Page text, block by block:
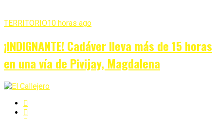
TERRITORIO10 horas ago
¡INDIGNANTE! Cadáver lleva más de 15 horas
en una vía de Pivijay, Magdalena